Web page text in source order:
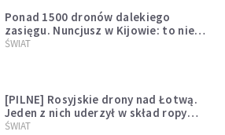
Ponad 1500 dronów dalekiego
zasięgu. Nuncjusz w Kijowie: to nie
wygląda na wolę zakończenia wojny
ŚWIAT
[PILNE] Rosyjskie drony nad Łotwą.
Jeden z nich uderzył w skład ropy
naftowej
ŚWIAT